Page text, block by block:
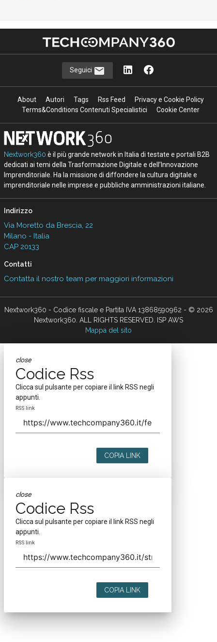
Seguici
About Autori Tags Rss Feed
Privacy e Cookie Policy
Terms&Conditions Contenuti Specialistici
Cookie Center
Nextwork360 è il più grande network in Italia di testate e portali B2B
dedicati ai temi della Trasformazione Digitale e dell’Innovazione
Imprenditoriale. Ha la missione di diffondere la cultura digitale e
imprenditoriale nelle imprese e pubbliche amministrazioni italiane.
Indirizzo
Via Moretto da Brescia, 22
Milano - Italia
CAP 20133
Contatti
Contatta il nostro team per maggiori informazioni
Nextwork360 - Codice fiscale e Partita IVA 13868590962 - © 2026
Nextwork360. ALL RIGHTS RESERVED. ISP AWS
Mappa del sito
close
Codice Rss
Clicca sul pulsante per copiare il link RSS negli
appunti.
RSS link
COPIA LINK
close
Codice Rss
Clicca sul pulsante per copiare il link RSS negli
appunti.
RSS link
COPIA LINK